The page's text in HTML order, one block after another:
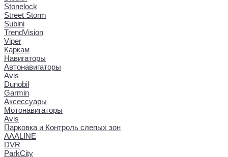
Stonelock
Street Storm
Subini
TrendVision
Viper
Каркам
Навигаторы
Автонавигаторы
Avis
Dunobil
Garmin
Аксессуары
Мотонавигаторы
Avis
Парковка и Контроль слепых зон
AAALINE
DVR
ParkCity